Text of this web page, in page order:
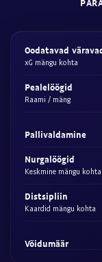
Oodatavad
xG mängu kohta
Pealelöögid
Raami / mäng
Pallivaldamine
Nurgalöögid
Keskmine mängu kohta
Distsipliin
Kaardid mängu kohta
Võidumäär